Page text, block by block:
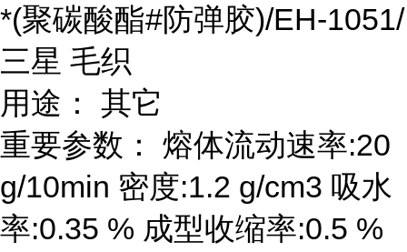
*(聚碳酸酯#防弹胶)/EH-1051/
三星 毛织
用途： 其它
重要参数： 熔体流动速率:20
g/10min 密度:1.2 g/cm3 吸水
率:0.35 % 成型收缩率:0.5 %